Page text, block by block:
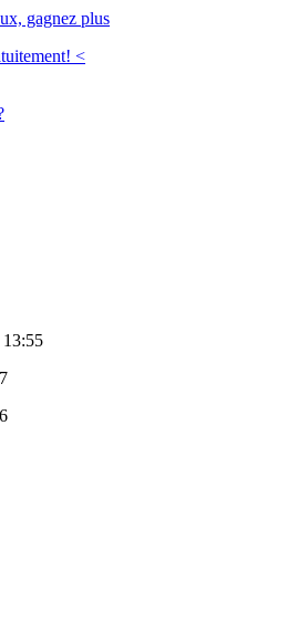
gagnez plus
<
13:55